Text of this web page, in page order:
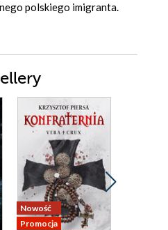
polskiego imigranta.
Nowość
Promocja